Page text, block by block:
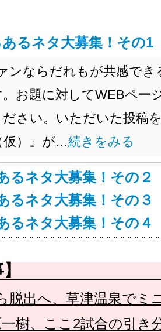
るネタ大募集！その1
ンならだれもが共感でき
お題に対してWEBペー
さい。いただいた投稿
仮）』が…続きをみる
るネタ大募集！その２
るネタ大募集！その３
るネタ大募集！その４
脱出へ、草津温泉でミ
樹、ここ2試合の引き